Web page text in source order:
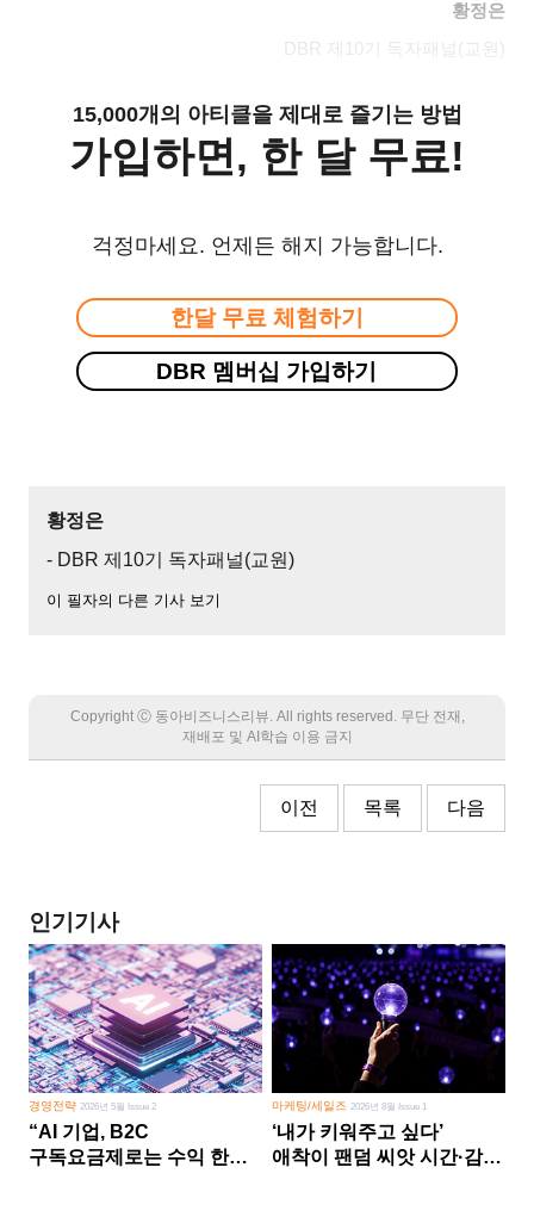
황정은
DBR
10 기 독자패널 ( )
15,000개의 아티클을 제대로 즐기는 방법
가입하면, 한 달 무료!
걱정마세요. 언제든 해지 가능합니다.
한달 무료 체험하기
DBR 멤버십 가입하기
황정은
- DBR 제10기 독자패널(교원)
이 필자의 다른 기사 보기
Copyright Ⓒ 동아비즈니스리뷰. All rights reserved. 무단 전재,
재배포 및 AI학습 이용 금지
이전 목록 다음
인기기사
경영전략 2026년 5월 Issue 2
“AI 기업, B2C
구독요금제로는 수익 한계
마케팅/세일즈 2026년 8월 Issue 1
‘내가 키워주고 싶다’
애착이 팬덤 씨앗 시간·감정